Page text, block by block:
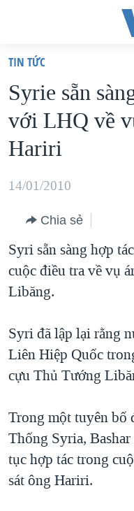
truy
cập
Tới
nội
chính
hướng
chính
Đi
"Tìm"
VIỆT NAM
HOA KỲ
BIỂN ĐÔNG
THẾ GIỚI
DIỄN ĐÀN
MỤC
TỰ DO BÁO CHÍ
VẠCH TRẦN TIN GIẢ
NGƯỜI VIỆT HẢI
ĐỜI SỐNG
KINH TẾ
SỨC KHOẺ
VĂN HOÁ
THỂ THAO
CHUYÊN ĐỀ
CHIẾN TRANH
HÀNH TRÌNH BẦU CỬ
NGÀY TỊ NẠN THẾ
TRỊNH VĨNH BÌNH -
GROUND ZERO –
HỌC TIẾNG ANH
VIDEO
NGHE
Ngôn ngữ khác
TIN TỨC
Syrie sẵn
với LHQ về
Hariri
14/01/2010
Chia sẻ
Syri sẵn sàng hợp
cuộc điều tra về vụ
Libăng.
Syri đã lập lại rằng
Liên Hiệp Quốc
cựu Thủ Tướng
Trong một tuyên bố
Thống Syria,
tục hợp tác trong
sát ông Hariri.